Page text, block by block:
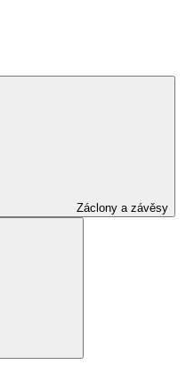
Záclony a závěsy